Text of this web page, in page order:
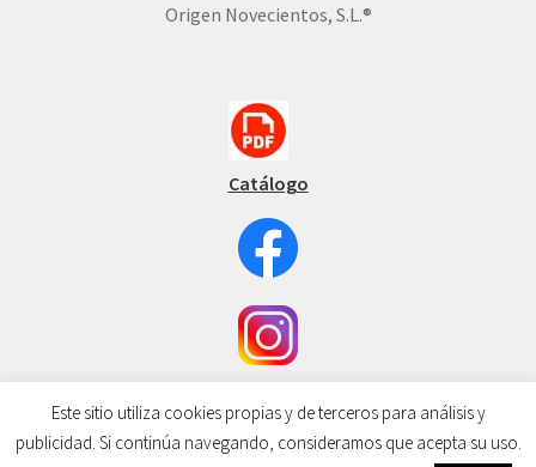
Origen Novecientos, S.L.®
Catálogo
0
Este sitio utiliza cookies propias y de terceros para análisis y
publicidad. Si continúa navegando, consideramos que acepta su uso.